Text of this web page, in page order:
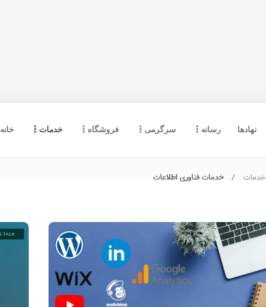
خانه خدمات فروشگاه سرگرمی رسانه نهادها
خدمات خدمات فناوری اطلاعات
صرافی ٖپروستو کش (Prosto Cash)؛
صرافی ارز دیجیتال خارجی بدون نیاز به
احراز هویت
2305